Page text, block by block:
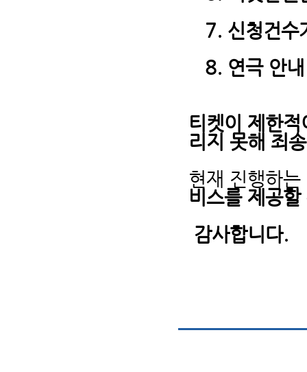
7. 신청건수
8. 연극 안
티켓이 제한
리지 못해 죄
현재 진행하
비스를 제공
감사합니다.